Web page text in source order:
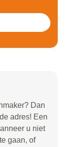
Dan
adres! Een
u niet
gaan, of